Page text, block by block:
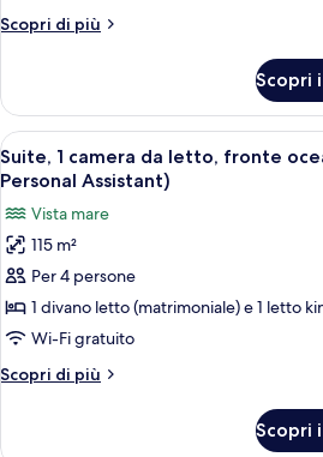
(Rock
Scopri di più
Altri
vista
oceano
(Rock
Royalty,
Scopri
Apri
tutte
foto
per
Suite,
1
camera
da
letto,
oceano
Una
13
Suite, 1 camera da letto, fronte
Personal Assistant)
Vista mare
115 m²
Per 4 persone
1 divano letto (matrimoniale) e 1 letto
Wi-Fi gratuito
Scopri di più
Altri
Scopri